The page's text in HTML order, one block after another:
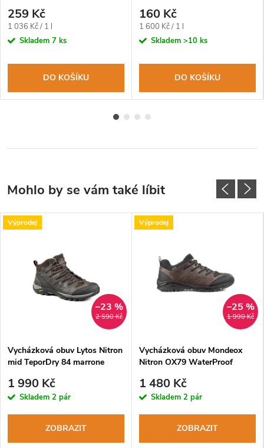
259 Kč
Měrná
cena:
1 036 Kč / 1 l
Skladem 7 ks
DO KOŠÍKU
160 Kč
Měrná
cena:
1 600 Kč / 1 l
Skladem >10 ks
DO KOŠÍKU
Výprodej
2 590 Kč
–23 %
Vycházková obuv Lytos Nitron
mid TeporDry 84 marrone
1 990 Kč
Skladem 2 pár
ZOBRAZIT
Výprodej
1 990 Kč
–25 %
Vycházková obuv Mondeox
Nitron OX79 WaterProof
1 480 Kč
Skladem 2 pár
ZOBRAZIT